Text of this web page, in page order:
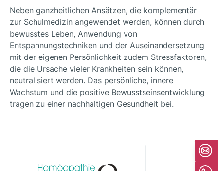
Neben ganzheitlichen Ansätzen, die komplementär
zur Schulmedizin angewendet werden, können durch
bewusstes Leben, Anwendung von
Entspannungstechniken und der Auseinandersetzung
mit der eigenen Persönlichkeit zudem Stressfaktoren,
die die Ursache vieler Krankheiten sein können,
neutralisiert werden. Das persönliche, innere
Wachstum und die positive Bewusstseinsentwicklung
tragen zu einer nachhaltigen Gesundheit bei.